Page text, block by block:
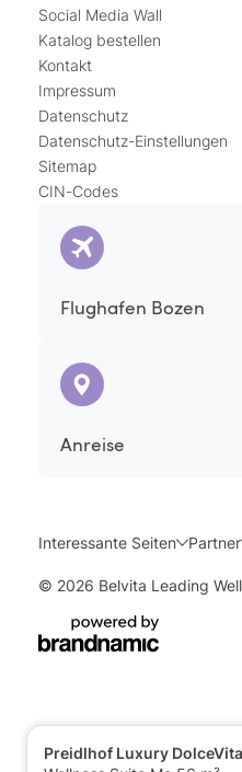
Preidlhof Luxury
Social Media Wall
Katalog bestellen
Kontakt
Impressum
Datenschutz
Datenschutz-Einstellungen
Sitemap
CIN-Codes
Flughafen Bozen
Anreise
Interessante Seiten Partner
© 2026 Belvita Leading